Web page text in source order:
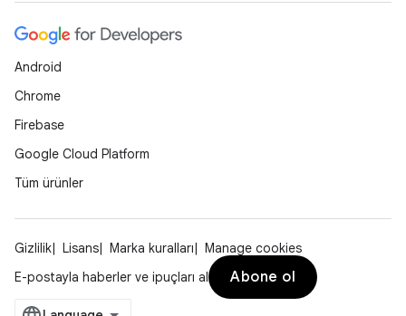
Android
Chrome
Firebase
Google Cloud Platform
Tüm ürünler
Gizlilik Lisans Marka kuralları
Manage cookies
E-postayla haberler ve ipuçları al
Abone ol